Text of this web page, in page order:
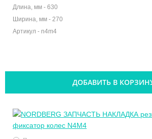
Длина, мм - 630
Ширина, мм - 270
Артикул - n4m4
ДОБАВИТЬ В